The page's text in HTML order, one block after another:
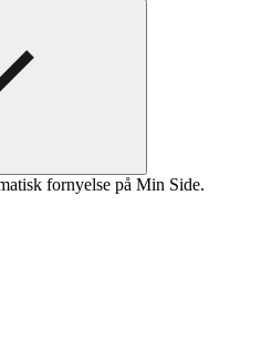
fornyelse på Min Side.